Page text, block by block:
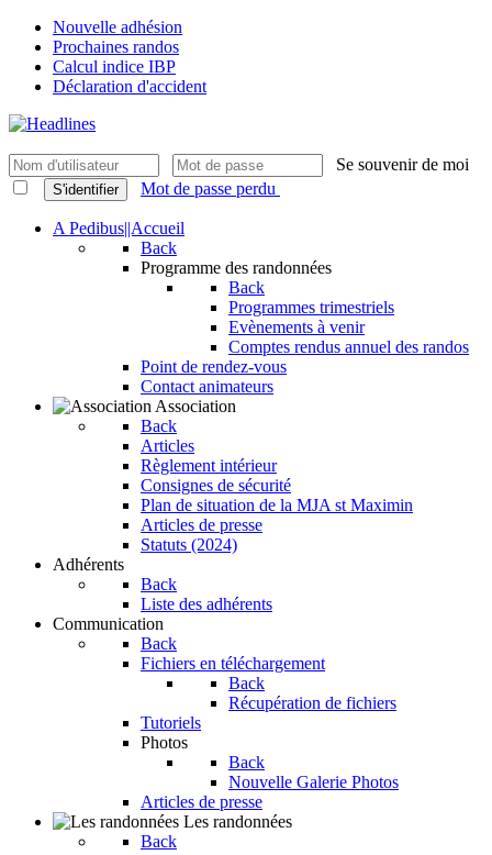
Nouvelle adhésion
Prochaines randos
Calcul indice IBP
Déclaration d'accident
Se souvenir de moi
S'identifier Mot de passe perdu
A Pedibus||Accueil
Back
Programme des randonnées
Back
Programmes trimestriels
Evènements à venir
Comptes rendus annuel des randos
Point de rendez-vous
Contact animateurs
Association
Back
Articles
Règlement intérieur
Consignes de sécurité
Plan de situation de la MJA st Maximin
Articles de presse
Statuts (2024)
Adhérents
Back
Liste des adhérents
Communication
Back
Fichiers en téléchargement
Back
Récupération de fichiers
Tutoriels
Photos
Back
Nouvelle Galerie Photos
Articles de presse
Les randonnées
Back